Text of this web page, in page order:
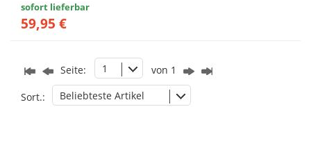
sofort lieferbar
59,95 €
Seite: 1 von 1
Sort.: Beliebteste Artikel